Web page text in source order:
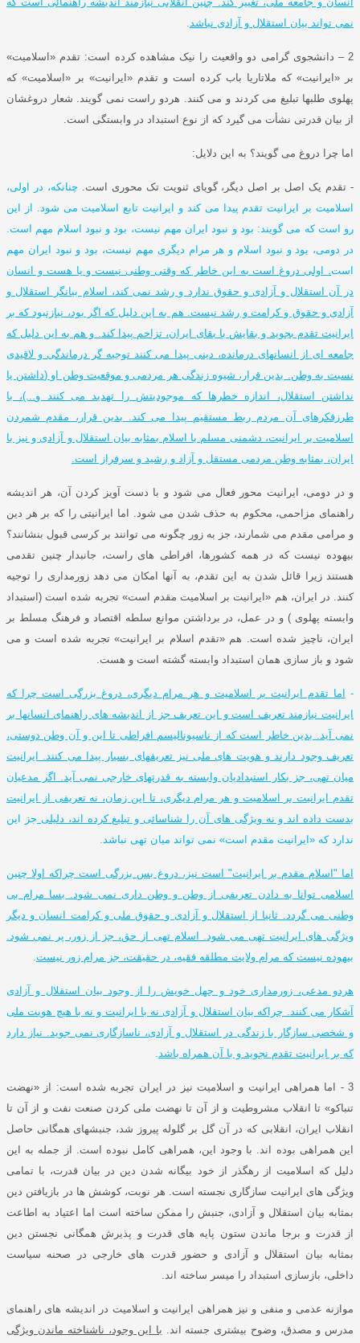
نمی تواند بیان استقلال و آزادی نباشد
2 – دانشجوی گرامی دو واقعیت را نیک مشاهده کرده است: تقدم « اسلامیت»
بر « ایرانیت»که ملاتاریا باب کرده است و تقدم « ایرانیت» بر « اسلامیت»که
پهلوی طلبها تبلیغ می کردند و می کنند
هردو راست نمی گویند
شعار دروغشان
از بیان قدرتی نشأت می گیرد که از نوع استبداد در وابستگی است
اما چرا دروغ می گویند؟ به این دلایل:
- تقدم یک اصل بر اصل دیگر، گویای ثنویت تک محوری است
چنانکه، در اولی،
اسلامیت بر ایرانیت تقدم پیدا می کند و ایرانیت تابع اسلامیت می شود
از این
رو است که می گویند : بود و نبود ایران مهم نیست، بود و نبود اسلام مهم است
در دومی، بود و نبود اسلام و هر مرام دیگری مهم نیست، بود و نبود ایران مهم
است.
اولی دروغ است به این خاطر که وقتی وطنی نیست و یا هست و انسان
در آن استقلال و آزادی و حقوق ندارد و رشد نمی کند، اسلام بیانگر استقلال و
آزادی و حقوق و کرامت و رشد نیست هم به این دلیل که اگر بود، نیازنبود که بر
ایرانیت تقدم بجوید و بقایش با بقای ایران، تزاحم پیدا کند
و هم به این دلیل که
جامعه ای از انسانهای درمانده، دینی پیدا می کنند توجیه گر درماندگی و لاقیدی
نسبت به وطن
بدین قرار، شیوه زندگی هر مردمی و موقعیت وطن او (داشتن یا
نداشتن استقلال، اندازه خطرها که موجودیتش را تهدید می کنند و ...)، با
طرزفکرهای آن مردم ربط مستقیم پیدا می کند
بدین قرار، مقدم شمردن
اسلامیت بر ایرانیت، دشمنی مسلم با اسلام بمثابه بیان استقلال و آزادی و نیز با
ایران، بمثابه وطن مردمی مستقل و آزاد و رشید و سرفراز است
و در دومی، ایرانیت محور فعال می شود و با دست آویز کردن آن، هر اندیشه
راهنمای مزاحمی، محکوم به حذف شدن می شود
اما ایرانیتی را که بر هر دین
و مرامی مقدم می شمارند، جز به زور چگونه می توانند بر کرسی قبول بنشانند؟
بیهوده نیست که در همه کشورها، افراطی های راست، جانبدار چنین تقدمی
هستند زیرا قائل شدن به این تقدم، به آنها امکان می دهد زورمداری را توجیه
کنند
در ایران، هم «ایرانیت بر اسلامیت مقدم است»تجربه شده است ( استبداد
وابسته پهلوی ) و در عمل، در برداشتن موانع سلطه اقتصاد و فرهنگ مسلط بر
ایران، ناچیز شده است
هم «تقدم اسلام بر ایرانیت»تجربه شده است و می
شود و باز سازی همان استبداد وابسته گشته است و هست
- اما تقدم ایرانیت بر اسلامیت و هر مرام دیگری، دروغ بزرگی است چرا که
ایرانیت نیازمند تعریف است و این تعریف جز از اندیشه های راهنمای انسانها بر
نمی آید
بدین خاطر است که از ناسیونالیسم افراطی تا این و آن وطن دوستی،
تعریف وجود دارند و هویت های ملی نیز تعریفهای بسیار پیدا می کنند
ایرانیت
میان تهی، جز بکار استبدادیان وابسته به قدرتهای خارجی نمی آید
اگر مدعیان
تقدم ایرانیت بر اسلامیت و هر مرام دیگری، تا این زمان، نه تعریفی از ایرانیت
بدست داده اند و نه ویژگی های آن را شناسائی و تبلیغ کرده اند، دلیلی جز این
ندارد که «ایرانیت مقدم است» نمی تواند میان تهی نباشد
اما "اسلام مقدم بر ایرانیت" است نیز، دروغ بس بزرگی است چراکه اولا چنین
اسلامی توانا به دادن تعریفی از وطن و وطن داری نمی شود
بسا مرام بی
وطنی می گردد
ثانیا از استقلال و آزادی و حقوق ملی و کرامت انسان و دیگر
ویژگی های ایرانیت تهی می شود
اسلام تهی از حق، جز از زور، پر نمی شود
بیهوده نیست که مرام ولایت مطلقه فقیه، در حقیقت، جز مرام زور نیست
هردو مدعی، زورمداری خود و جهل خویش را از وجود بیان استقلال و آزادی
آشکار می کنند
چراکه بیان استقلال و آزادی نه با ایرانیت و نه با هیچ هویت ملی
و شخصی سازگار با زندگی در استقلال و آزادی، ناسازگاری نمی جوید
نیاز دارد
که بر ایرانیت تقدم نجوید و با آن همراه باشد
3 - اما همراهی ایرانیت و اسلامیت نیز در ایران تجربه شده است: از «نهضت
تنباکو» تا انقلاب مشروطیت و از آن تا نهضت ملی کردن صنعت نفت و از آن تا
انقلاب ایران، انقلابی که در آن گل بر گلوله پیروز شد، جنبشهای همگانی حاصل
این همراهی بوده اند
با وجود این، همراهی کامل نبوده است
از جمله به این
دلیل که اسلامیت از رهگذر از خود بیگانه شدن دین در بیان قدرت، با تمامی
ویژگی های ایرانیت سازگاری نجسته است
هر نوبت، کوشش ها در بازیافتن دین
بمثابه بیان استقلال و آزادی، جنبش را ممکن ساخته است اما اعتیاد به اطاعت
از قدرت و برجا ماندن ستون پایه های قدرت و پذیرش همگانی نجستن دین
بمثابه بیان استقلال و آزادی و حضور قدرت های خارجی در صحنه سیاست
داخلی، بازسازی استبداد را میسر ساخته اند
موازنه عدمی و منفی و نیز همراهی ایرانیت و اسلامیت در اندیشه های راهنمای
مدرس و مصدق، وضوح بیشتری جسته اند
با این وجود، ناشناخته ماندن ویژگی